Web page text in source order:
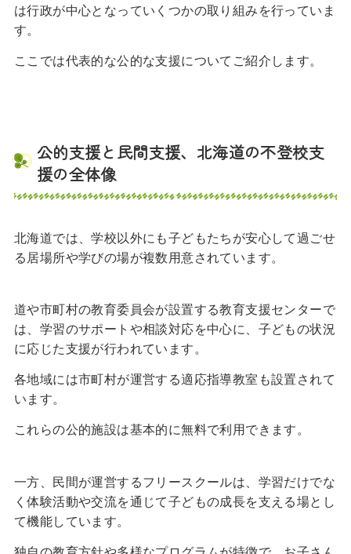
は行政が中心となっていくつかの取り組みを行っていま
す。
ここでは代表的な公的な支援についてご紹介します。
公的支援と民間支援、北海道の不登校支
援の全体像
北海道では、学校以外にも子どもたちが安心して過ごせ
る居場所や学びの場が複数用意されています。
道や市町村の教育委員会が設置する教育支援センターで
は、学習のサポートや相談対応を中心に、子どもの状況
に応じた支援が行われています。
各地域には市町村が運営する適応指導教室も設置されて
います。
これらの公的施設は基本的に無料で利用できます。
一方、民間が運営するフリースクールは、学習だけでな
く体験活動や交流を通じて子どもの成長を支える場とし
て機能しています。